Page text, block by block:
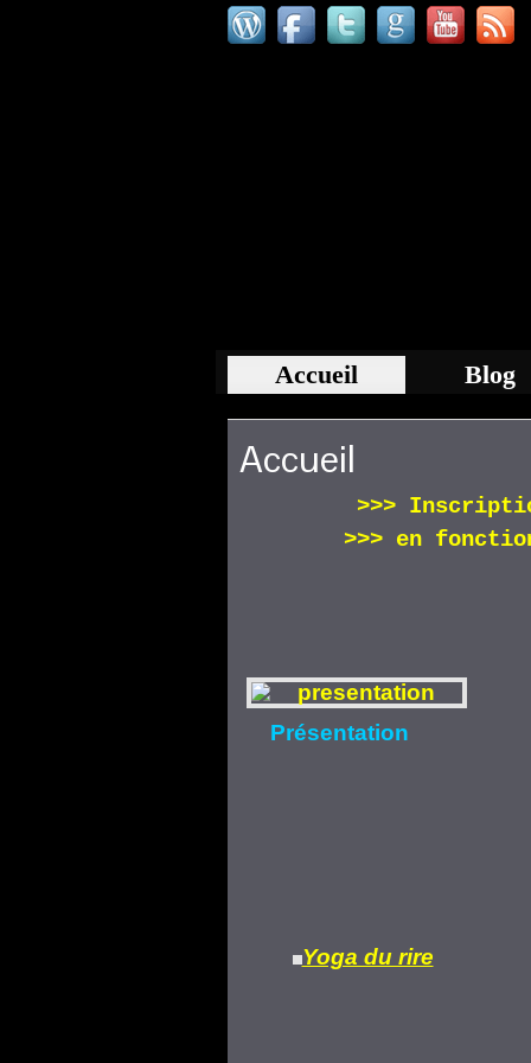
Accueil Blog
Accueil
>>>
>>> en
Présentation
Yoga du rire